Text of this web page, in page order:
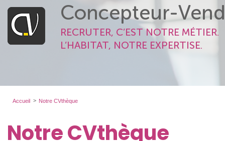
Concepteur-
RECRUTER, C’EST NOTRE MÉTIER.
L’HABITAT, NOTRE EXPERTISE.
Accueil Notre CVthèque
Notre CVthèque